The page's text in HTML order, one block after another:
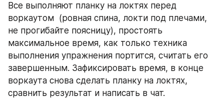
Все выполняют планку на локтях перед
воркаутом  (ровная спина, локти под плечами,
не прогибайте поясницу), простоять
максимальное время, как только техника
выполнения упражнения портится, считать его
завершенным. Зафиксировать время, в конце
воркаута снова сделать планку на локтях,
сравнить результат и написать в чат.